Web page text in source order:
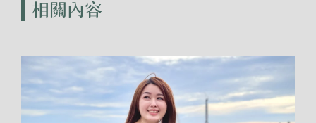
相關內容